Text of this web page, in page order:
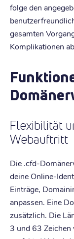
folge den
gesamten
Komplikationen
Flexibilität
Webauftritt
Die .cfd-
deine Online-
Einträge,
anpassen. Eine
zusätzlich. Die
3 und 63